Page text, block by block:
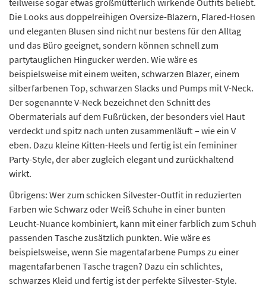
Die Looks aus doppelreihigen Oversize-Blazern, Flared-Hosen
und eleganten Blusen sind nicht nur bestens für den Alltag
und das Büro geeignet, sondern können schnell zum
partytauglichen Hingucker werden. Wie wäre es
beispielsweise mit einem weiten, schwarzen Blazer, einem
silberfarbenen Top, schwarzen Slacks und Pumps mit V-Neck.
Der sogenannte V-Neck bezeichnet den Schnitt des
Obermaterials auf dem Fußrücken, der besonders viel Haut
verdeckt und spitz nach unten zusammenläuft – wie ein V
eben. Dazu kleine Kitten-Heels und fertig ist ein femininer
Party-Style, der aber zugleich elegant und zurückhaltend
wirkt.
Übrigens: Wer zum schicken Silvester-Outfit in reduzierten
Farben wie Schwarz oder Weiß Schuhe in einer bunten
Leucht-Nuance kombiniert, kann mit einer farblich zum Schuh
passenden Tasche zusätzlich punkten. Wie wäre es
beispielsweise, wenn Sie magentafarbene Pumps zu einer
magentafarbenen Tasche tragen? Dazu ein schlichtes,
schwarzes Kleid und fertig ist der perfekte Silvester-Style.